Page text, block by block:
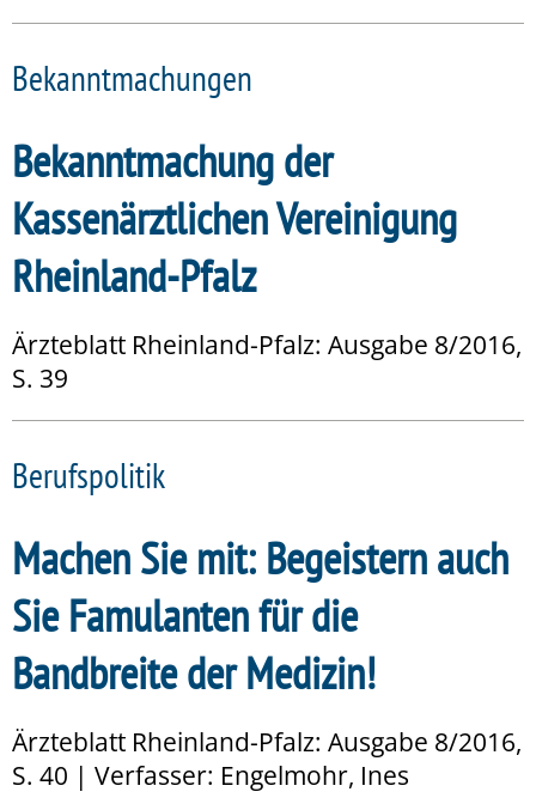
Bekanntmachungen
Bekanntmachung der
Kassenärztlichen Vereinigung
Rheinland-Pfalz
Ärzteblatt Rheinland-Pfalz: Ausgabe 8/2016,
S. 39
Berufspolitik
Machen Sie mit: Begeistern auch
Sie Famulanten für die
Bandbreite der Medizin!
Ärzteblatt Rheinland-Pfalz: Ausgabe 8/2016,
S. 40 | Verfasser: Engelmohr, Ines